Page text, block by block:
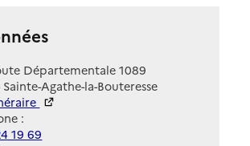
Départementale 1089
Agathe-la-Bouteresse
:
19 69